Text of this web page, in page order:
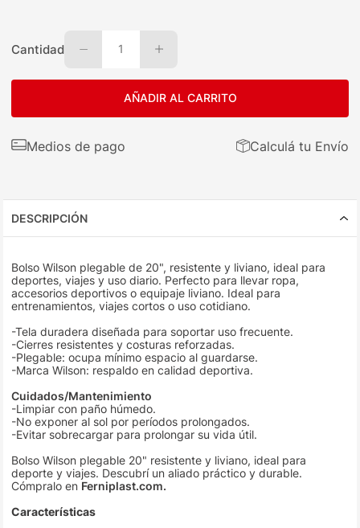
Cantidad 1
AÑADIR AL CARRITO
Medios de pago Calculá tu Envío
DESCRIPCIÓN
Bolso Wilson plegable de 20", resistente y liviano, ideal para
deportes, viajes y uso diario. Perfecto para llevar ropa,
accesorios deportivos o equipaje liviano. Ideal para
entrenamientos, viajes cortos o uso cotidiano.
-Tela duradera diseñada para soportar uso frecuente.
-Cierres resistentes y costuras reforzadas.
-Plegable: ocupa mínimo espacio al guardarse.
-Marca Wilson: respaldo en calidad deportiva.
Cuidados/Mantenimiento
-Limpiar con paño húmedo.
-No exponer al sol por períodos prolongados.
-Evitar sobrecargar para prolongar su vida útil.
Bolso Wilson plegable 20" resistente y liviano, ideal para
deporte y viajes. Descubrí un aliado práctico y durable.
Cómpralo en Ferniplast.com.
Características